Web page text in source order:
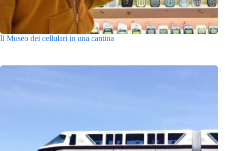
Il Museo dei cellulari in una cantina